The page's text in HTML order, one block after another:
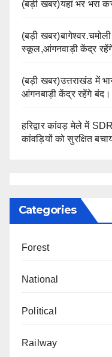
(बड़ी खबर)यहां भर भरा
(बड़ी
स्कूल,आंगनवाड़ी केंद्र
(बड़ी खबर)उत्तराखंड में
आंगनबाड़ी केंद्र रहेंगे बंद।
हरिद्वार कांवड़ मेले में
कांवड़ियों को सुरक्षित
Categories
Forest
National
Political
Railway